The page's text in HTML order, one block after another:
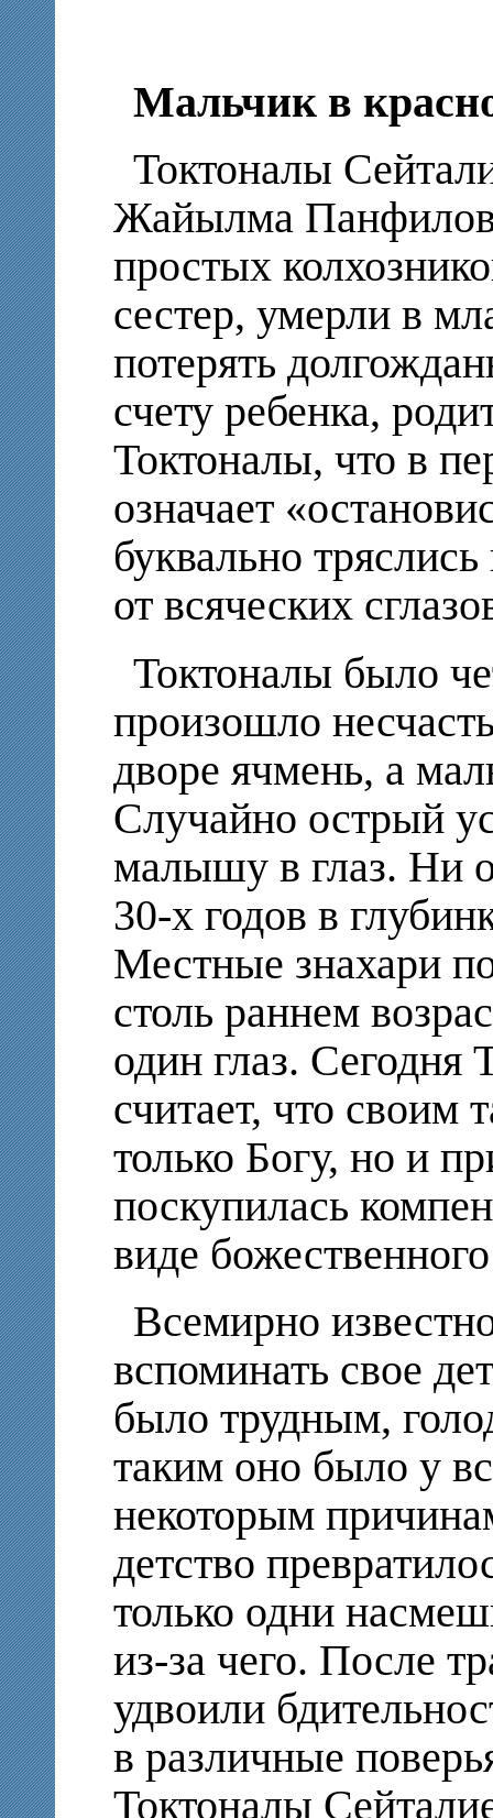
Мальчик в
Токтоналы
Жайылма
простых
сестер, умерли в
потерять
счету ребенка,
Токтоналы, что в
означает
буквально
от всяческих
Токтоналы было
произошло
дворе ячмень, а
Случайно острый
малышу в глаз. Ни
30-х годов в
Местные знахари
столь раннем
один глаз. Сегодня
считает, что своим
только Богу, но и
поскупилась
виде
Всемирно
вспоминать свое
было трудным,
таким оно было у
некоторым
детство
только одни
из-за чего. После
удвоили
в различные
Токтоналы